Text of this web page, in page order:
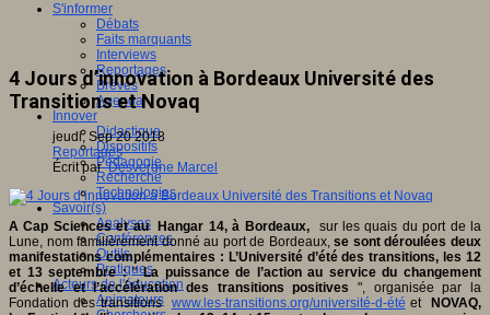
S'informer
Débats
Faits marquants
Interviews
Reportages
Brèves
Agenda
Innover
Didactique
Dispositifs
Pédagogie
Recherche
Technologies
Savoir(s)
Analyses
Conférences
Outils
Pratiques
Acteurs de l'éducation
Animateurs
4 Jours d’innovation à Bordeaux Université des
Transitions et Novaq
jeudi, Sep 20 2018
Reportages
Écrit parDesvergne Marcel
A Cap Sciences et au Hangar 14, à Bordeaux,sur les quais du port de la
Lune, nom familièrement donné au port de Bordeaux,se sont déroulées deux
manifestations complémentaires : L’Université d’été des transitions, les 12
et 13 septembre :"La puissance de l’action au service du changement
d’échelle et l’accélération des transitions positives ", organisée par la
Fondation des transitions www.les-transitions.org/université-d-été etNOVAQ,